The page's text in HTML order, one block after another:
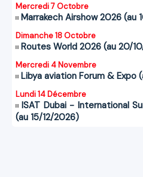
Mercredi 7 Octobre
Marrakech Airshow 2026 (au
Dimanche 18 Octobre
Routes World 2026 (au 20/
Mercredi 4 Novembre
Libya aviation Forum & Expo
Lundi 14 Décembre
ISAT Dubai - International
(au 15/12/2026)